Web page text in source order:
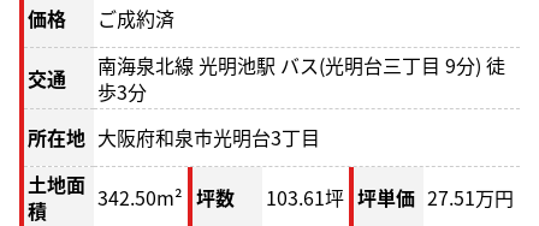
価格 ご成約済
交通
南海泉北線 光明池駅 バス(光明台三丁目 9分) 徒
歩3分
所在地 大阪府和泉市光明台3丁目
土地面
積
342.50m² 坪数 103.61坪 坪単価 27.51万円